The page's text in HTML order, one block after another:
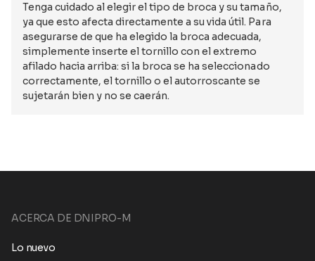
Tenga cuidado al elegir el tipo de broca y su tamaño,
ya que esto afecta directamente a su vida útil. Para
asegurarse de que ha elegido la broca adecuada,
simplemente inserte el tornillo con el extremo
afilado hacia arriba: si la broca se ha seleccionado
correctamente, el tornillo o el autorroscante se
sujetarán bien y no se caerán.
ACERCA DE DNIPRO-M
Lo nuevo